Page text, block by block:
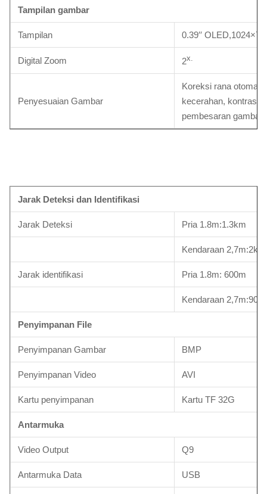
Tampilan gambar
Tampilan 0.39′′
Digital Zoom 2x.
Penyesuaian Gambar
Koreksi rana
kecerahan, kontras,
pembesaran gambar
Jarak Deteksi dan Identifikasi
Jarak Deteksi Pria 1.8m:1.3km
Kendaraan 2,7m:2km
Jarak identifikasi Pria 1.8m: 600m
Kendaraan
Penyimpanan File
Penyimpanan Gambar BMP
Penyimpanan Video AVI
Kartu penyimpanan Kartu TF 32G
Antarmuka
Video Output Q9
Antarmuka Data USB